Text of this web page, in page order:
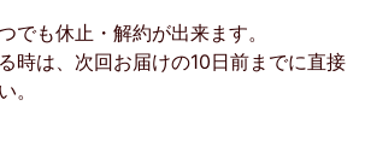
でも休止・解約が出来ます。
時は、次回お届けの10日前までに直接
。